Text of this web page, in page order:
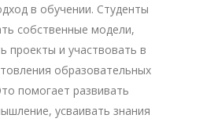
в обучении. Студенты
собственные модели,
проекты и участвовать в
образовательных
помогает развивать
усваивать знания